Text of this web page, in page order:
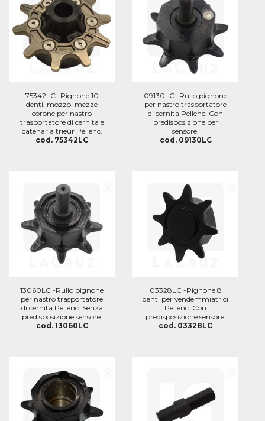
75342LC -Pignone 10
denti, mozzo, mezze
corone per nastro
trasportatore di cernita e
catenaria trieur Pellenc.
cod. 75342LC
09130LC -Rullo pignone
per nastro trasportatore
di cernita Pellenc. Con
predisposizione per
sensore.
cod. 09130LC
13060LC -Rullo pignone
per nastro trasportatore
di cernita Pellenc. Senza
predisposizione sensore.
cod. 13060LC
03328LC -Pignone 8
denti per vendemmiatrici
Pellenc. Con
predisposizione sensore.
cod. 03328LC